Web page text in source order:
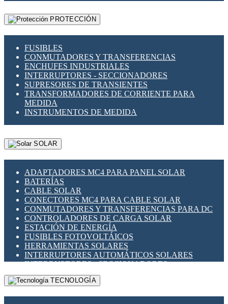
PROTECCIÓN
FUSIBLES
CONMUTADORES Y TRANSFERENCIAS
ENCHUFES INDUSTRIALES
INTERRUPTORES - SECCIONADORES
SUPRESORES DE TRANSIENTES
TRANSFORMADORES DE CORRIENTE PARA
MEDIDA
INSTRUMENTOS DE MEDIDA
SOLAR
ADAPTADORES MC4 PARA PANEL SOLAR
BATERÍAS
CABLE SOLAR
CONECTORES MC4 PARA CABLE SOLAR
CONMUTADORES Y TRANSFERENCIAS PARA DC
CONTROLADORES DE CARGA SOLAR
ESTACIÓN DE ENERGÍA
FUSIBLES FOTOVOLTÁICOS
HERRAMIENTAS SOLARES
INTERRUPTORES AUTOMÁTICOS SOLARES
INTERRUPTORES - SECCIONADORES
FOTOVOLTÁICOS
MONTAJE PANEL SOLAR
TECNOLOGÍA